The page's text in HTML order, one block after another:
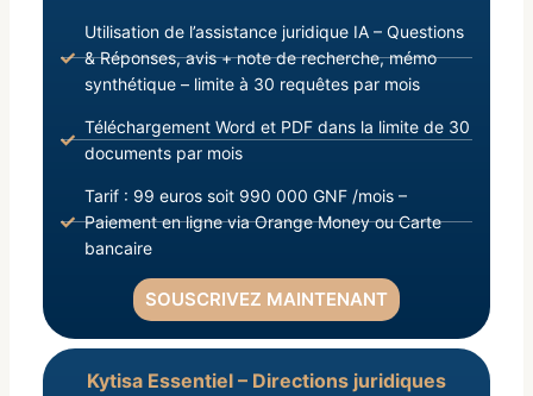
Utilisation de l’assistance juridique IA – Questions
& Réponses, avis + note de recherche, mémo
synthétique – limite à 30 requêtes par mois
Téléchargement Word et PDF dans la limite de 30
documents par mois
Tarif : 99 euros soit 990 000 GNF /mois –
Paiement en ligne via Orange Money ou Carte
bancaire
SOUSCRIVEZ MAINTENANT
Kytisa Essentiel – Directions juridiques